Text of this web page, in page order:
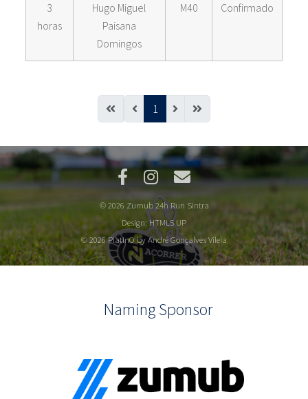
3
horas
Hugo Miguel
Paisana
Domingos
M40 Confirmado
1
© 2026 Zumub 24h Run Sintra
Design:HTML5 UP
© 2026 PlatInO by André Gonçalves Vilela
Naming Sponsor